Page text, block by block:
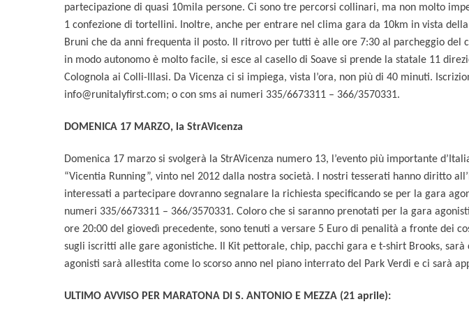
partecipazione di quasi 10mila persone. Ci sono tre percorsi collinari, ma non molto
1 confezione di tortellini. Inoltre, anche per entrare nel clima gara da 10km in vista
Bruni che da anni frequenta il posto. Il ritrovo per tutti è alle ore 7:30 al parcheggio del
in modo autonomo è molto facile, si esce al casello di Soave si prende la statale 11
Colognola ai Colli-Illasi. Da Vicenza ci si impiega, vista l’ora, non più di 40 minuti.
info@runitalyfirst.com; o con sms ai numeri 335/6673311 – 366/3570331.
DOMENICA 17 MARZO, la StrAVicenza
Domenica 17 marzo si svolgerà la StrAVicenza numero 13, l’evento più importante
“Vicentia Running”, vinto nel 2012 dalla nostra società. I nostri tesserati hanno diritto
interessati a partecipare dovranno segnalare la richiesta specificando se per la gara
numeri 335/6673311 – 366/3570331. Coloro che si saranno prenotati per la gara
ore 20:00 del giovedì precedente, sono tenuti a versare 5 Euro di penalità a fronte dei
sugli iscritti alle gare agonistiche. Il Kit pettorale, chip, pacchi gara e t-shirt Brooks,
agonisti sarà allestita come lo scorso anno nel piano interrato del Park Verdi e ci sarà
ULTIMO AVVISO PER MARATONA DI S. ANTONIO E MEZZA (21 aprile):